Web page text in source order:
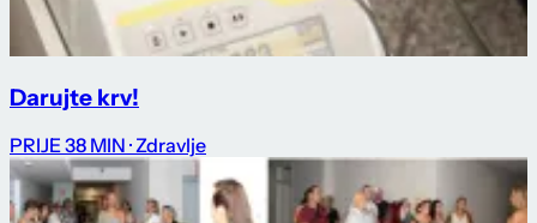
Darujte krv!
PRIJE 38 MIN · Zdravlje